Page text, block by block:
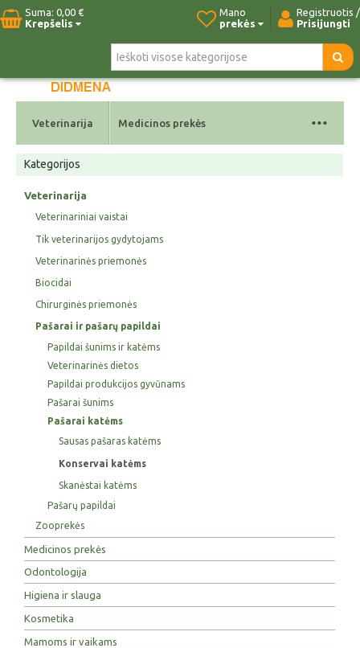
Suma: 0,00 €
Krepšelis
Registruotis /
Prisijungti
Mano
prekės
Pradžia Naujos prekės Kontaktai
Veterinarija Medicinos prekės ...
Kategorijos
Veterinarija
Veterinariniai vaistai
Tik veterinarijos gydytojams
Veterinarinės priemonės
Biocidai
Chirurginės priemonės
Pašarai ir pašarų papildai
Papildai šunims ir katėms
Veterinarinės dietos
Papildai produkcijos gyvūnams
Pašarai šunims
Pašarai katėms
Sausas pašaras katėms
Konservai katėms
Skanėstai katėms
Pašarų papildai
Zooprekės
Medicinos prekės
Odontologija
Higiena ir slauga
Kosmetika
Mamoms ir vaikams